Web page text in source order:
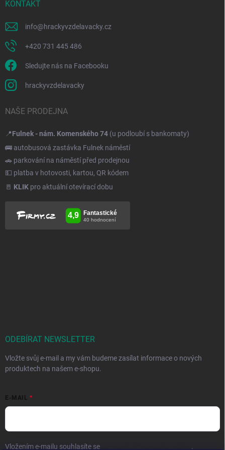
KONTAKT
info@hrackyvzdelavacky.cz
+420 731 445 486
Sledujte nás na Facebooku
hrackyvzdelavacky
NAŠE PRODEJNA
📍Fulnek - nám. Komenského 74 (u podloubí s bankomaty)
🚌 autobusová zastávka Fulnek náměstí
🚗 parkování na náměstí před prodejnou
💵 platba v hotovosti, kartou, QR kódem
🚪 KLIK pro aktuální otevírací dobu
ODEBÍRAT NEWSLETTER
Vložte svůj e-mail a my vám budeme zasílat informace o nových
produktech na našem e-shopu.
E-MAIL
Vložením e-mailu souhlasíte se .